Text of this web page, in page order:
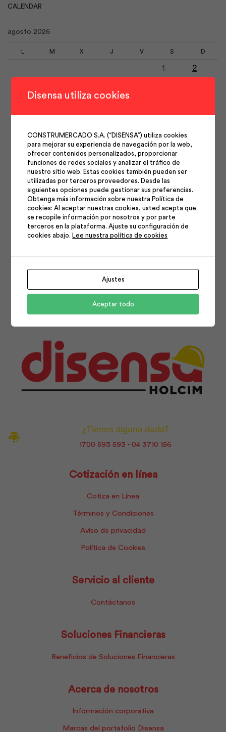
CALENDAR
agosto 2026
M X J V S D
1
2
25 26 27 28 29
Síguenos en nuestras
redes
FacebookInstagramYoutube
¿Tienes alguna duda?
1700 593 593 - 04 3710 156
Cotización en línea
Cotiza en Línea
Términos y Condiciones
Aviso de privacidad
Política de Cookies
Servicio al cliente
Contáctanos
Soluciones Financieras
Beneficios de Soluciones Financieras
Acerca de nosotros
Información corporativa
Marcas del portafolio Disensa
Disensa utiliza cookies
CONSTRUMERCADO S.A. (“DISENSA”) utiliza cookies
para mejorar su experiencia de navegación por la web,
ofrecer contenidos personalizados, proporcionar
funciones de redes sociales y analizar el tráfico de
nuestro sitio web. Estas cookies también pueden ser
utilizadas por terceros proveedores. Desde las
siguientes opciones puede gestionar sus preferencias.
Obtenga más información sobre nuestra Política de
cookies: Al aceptar nuestras cookies, usted acepta que
se recopile información por nosotros y por parte
terceros en la plataforma. Ajuste su configuración de
cookies abajo. Lee nuestra política de cookies
Ajustes
Aceptar todo